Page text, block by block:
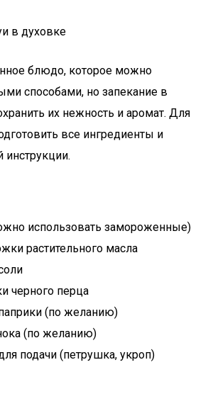
в духовке
блюдо, которое можно
способами, но запекание в
их нежность и аромат. Для
все ингредиенты и
инструкции.
использовать замороженные)
растительного масла
черного перца
(по желанию)
(по желанию)
подачи (петрушка, укроп)